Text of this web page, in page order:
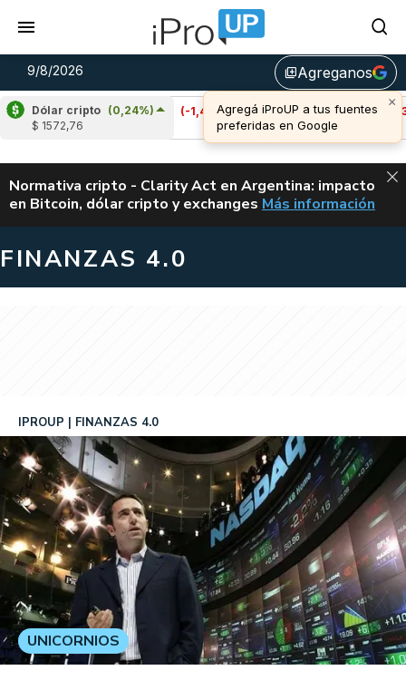
9/8/2026 library_addAgreganos
Dólar cripto (0,24%)
$ 1572,76
Cardano (-1,44%)
u$s 0,20
Avalanche (-0,83%)
u$s 6,50
ALERTA
Normativa cripto - Clarity Act en Argentina: impacto
en Bitcoin, dólar cripto y exchanges CLARITY ACT EN
Más información
FINANZAS 4.0
IPROUP FINANZAS 4.0
UNICORNIOS